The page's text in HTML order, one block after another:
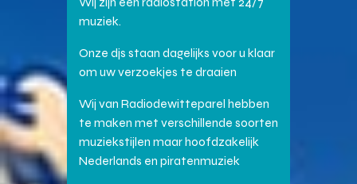
muziek.
Onze djs staan dagelijks voor u klaar
om uw verzoekjes te draaien
Wij van Radiodewitteparel hebben
te maken met verschillende soorten
muziekstijlen maar hoofdzakelijk
Nederlands en piratenmuziek